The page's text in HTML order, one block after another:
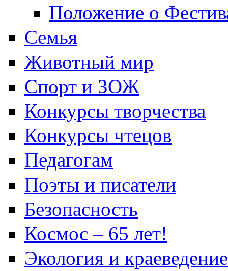
Положение о
Семья
Животный мир
Спорт и ЗОЖ
Конкурсы творчества
Конкурсы чтецов
Педагогам
Поэты и писатели
Безопасность
Космос – 65 лет!
Экология и краеведение